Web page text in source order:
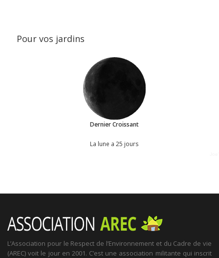
Pour vos jardins
Dernier Croissant
La lune a 25 jours
L’Association pour le Respect de l’Environnement et du Cadre de vie
(AREC) voit le jour en 2001. C’est une association militante qui inscrit